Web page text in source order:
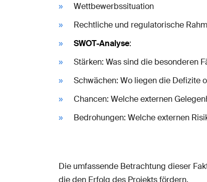
Wettbewerbssituation
Rechtliche und regulatorische
SWOT-Analyse:
Stärken: Was sind die besonderen
Schwächen: Wo liegen die Defizite
Chancen: Welche externen
Bedrohungen: Welche externen
Die umfassende Betrachtung dieser
die den Erfolg des Projekts fördern.